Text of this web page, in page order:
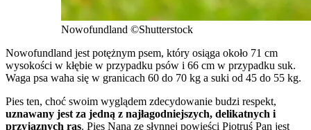
Nowofundland ©Shutterstock
Nowofundland jest potężnym psem, który osiąga około 71 cm
wysokości w kłębie w przypadku psów i 66 cm w przypadku suk.
Waga psa waha się w granicach 60 do 70 kg a suki od 45 do 55 kg.
Pies ten, choć swoim wyglądem zdecydowanie budzi respekt,
uznawany jest za jedną z najłagodniejszych, delikatnych i
przyjaznych ras. Pies Nana ze słynnej powieści Piotruś Pan jest